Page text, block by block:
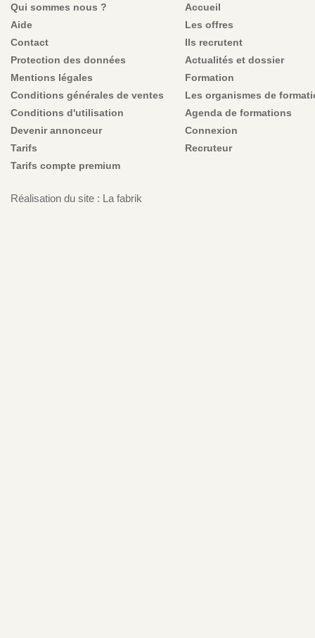
Qui sommes nous ?
Aide
Contact
Protection des données
Mentions légales
Conditions générales de ventes
Conditions d'utilisation
Devenir annonceur
Tarifs
Tarifs compte premium
Accueil
Les offres
Ils recrutent
Actualités et dossier
Formation
Les organismes de
Agenda de formations
Connexion
Recruteur
Réalisation du site : La fabrik